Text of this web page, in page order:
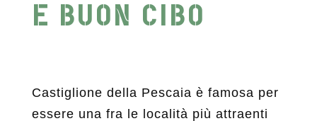
E BUON CIBO
Castiglione della Pescaia è famosa per
essere una fra le località più attraenti